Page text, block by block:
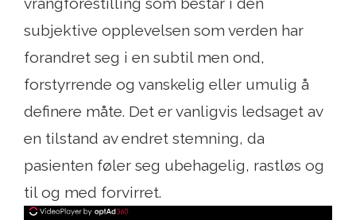
subjektive opplevelsen som verden har
forandret seg i en subtil men ond,
forstyrrende og vanskelig eller umulig å
definere måte. Det er vanligvis ledsaget av
en tilstand av endret stemning, da
pasienten føler seg ubehagelig, rastløs og
til og med forvirret.